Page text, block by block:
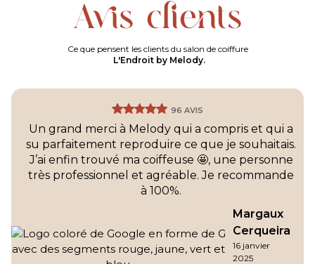
Avis clients
Ce que pensent les clients du salon de coiffure
L'Endroit by Melody.
96 AVIS
Un grand merci à Melody qui a compris et qui a
su parfaitement reproduire ce que je souhaitais.
J’ai enfin trouvé ma coiffeuse 🤩, une personne
très professionnel et agréable. Je recommande
à 100%.
Margaux
Cerqueira
16 janvier
2025